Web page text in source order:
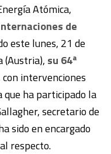
Atómica,
de
este lunes, 21 de
(Austria), su 64ª
con intervenciones
ha participado la
secretario de
sido en encargado
respecto.